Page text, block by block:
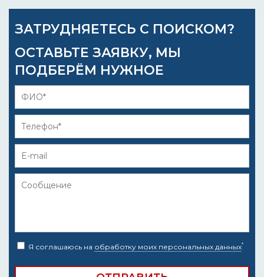
ЗАТРУДНЯЕТЕСЬ С ПОИСКОМ?
ОСТАВЬТЕ ЗАЯВКУ, МЫ
ПОДБЕРЁМ НУЖНОЕ
Я соглашаюсь на обработку моих персональных данных*